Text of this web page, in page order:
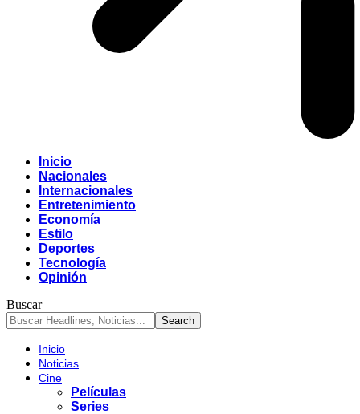
Inicio
Nacionales
Internacionales
Entretenimiento
Economía
Estilo
Deportes
Tecnología
Opinión
Buscar
Inicio
Noticias
Cine
Películas
Series